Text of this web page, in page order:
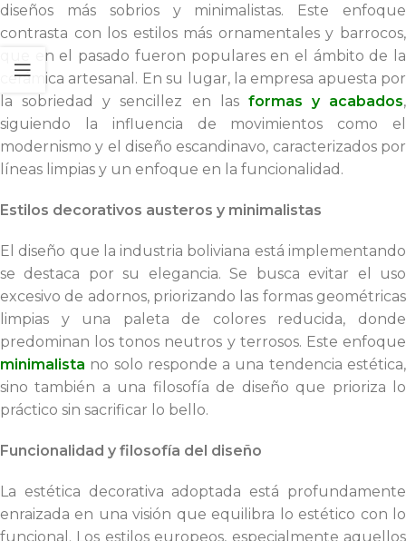
diseños más sobrios y minimalistas. Este enfoque
contrasta con los estilos más ornamentales y barrocos,
que en el pasado fueron populares en el ámbito de la
cerámica artesanal. En su lugar, la empresa apuesta por
la sobriedad y sencillez en las formas y acabados,
siguiendo la influencia de movimientos como el
modernismo y el diseño escandinavo, caracterizados por
líneas limpias y un enfoque en la funcionalidad.
Estilos decorativos austeros y minimalistas
El diseño que la industria boliviana está implementando
se destaca por su elegancia. Se busca evitar el uso
excesivo de adornos, priorizando las formas geométricas
limpias y una paleta de colores reducida, donde
predominan los tonos neutros y terrosos. Este enfoque
minimalista no solo responde a una tendencia estética,
sino también a una filosofía de diseño que prioriza lo
práctico sin sacrificar lo bello.
Funcionalidad y filosofía del diseño
La estética decorativa adoptada está profundamente
enraizada en una visión que equilibra lo estético con lo
funcional. Los estilos europeos, especialmente aquellos